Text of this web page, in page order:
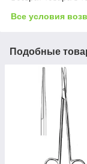
Все условия
Подобные